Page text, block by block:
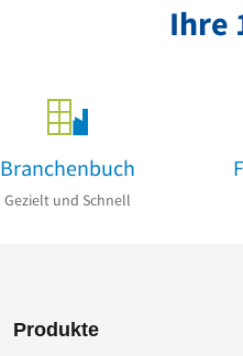
Ihre
Branchenbuch
Gezielt und Schnell
Produkte